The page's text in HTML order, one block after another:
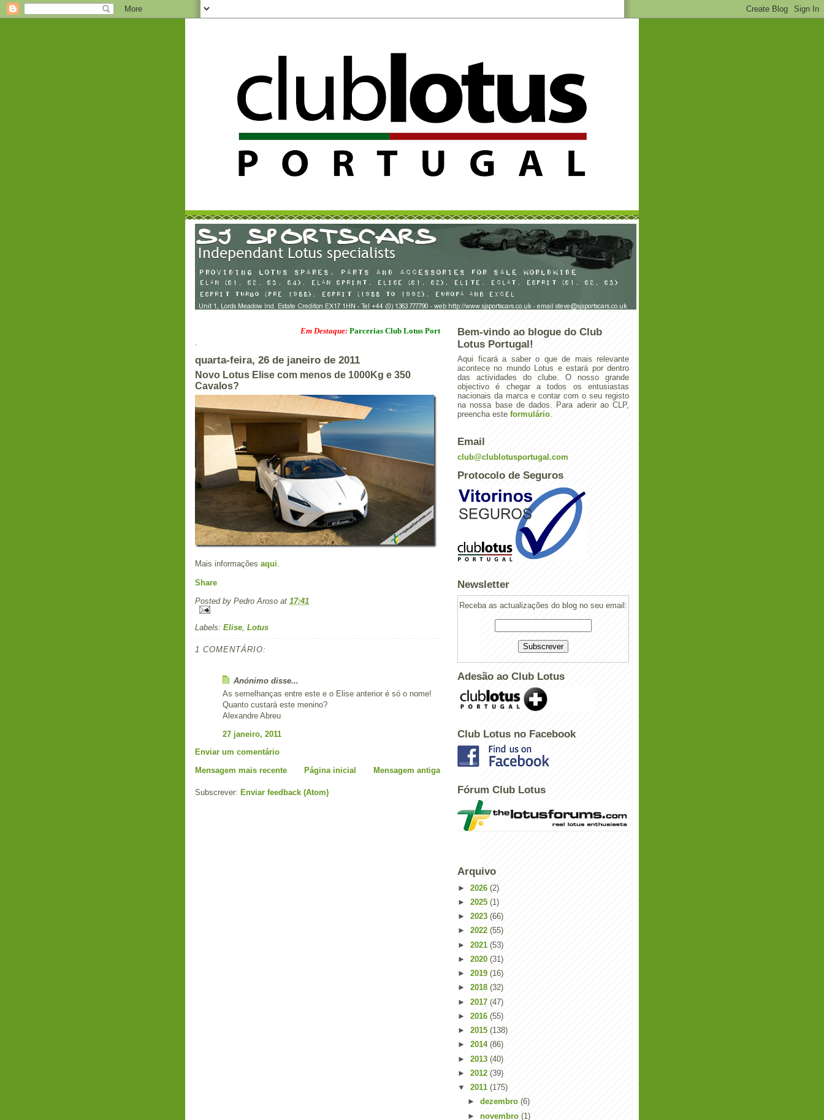
Em Destaque:Parcerias Club Lotus Portugal
quarta-feira, 26 de janeiro de 2011
Novo Lotus Elise com menos de 1000Kg e 350
Cavalos?
Mais informações aqui
Share
Posted by Pedro Aroso at 17:41
Labels: Elise Lotus
1 COMENTÁRIO:
Anónimo disse...
As semelhanças entre este e o Elise anterior é só o nome!
Quanto custará este menino?
Alexandre Abreu
27 janeiro, 2011
Enviar um comentário
Mensagem mais recente
Mensagem antiga
Página inicial
Subscrever: Enviar feedback (Atom)
Bem-vindo ao blogue do Club
Lotus Portugal!
Aqui ficará a saber o que de mais relevante
acontece no mundo Lotus e estará por dentro
das actividades do clube. O nosso grande
objectivo é chegar a todos os entusiastas
nacionais da marca e contar com o seu registo
na nossa base de dados. Para aderir ao CLP,
preencha este formulário.
Email
club@clublotusportugal.com
Protocolo de Seguros
Newsletter
Receba as actualizações do blog no seu email:
Adesão ao Club Lotus
Club Lotus no Facebook
Fórum Club Lotus
Arquivo
► 2026 (2)
► 2025 (1)
► 2023 (66)
► 2022 (55)
► 2021 (53)
► 2020 (31)
► 2019 (16)
► 2018 (32)
► 2017 (47)
► 2016 (55)
► 2015 (138)
► 2014 (86)
► 2013 (40)
► 2012 (39)
▼ 2011 (175)
► dezembro (6)
► novembro (1)